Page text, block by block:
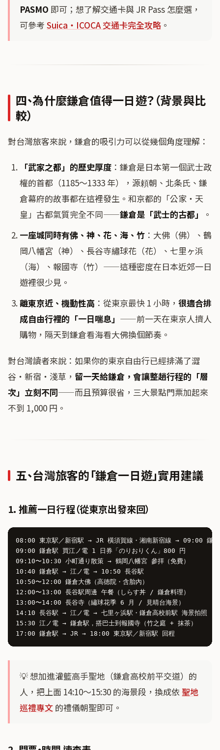
PASMO 即可；想了解交通卡與 JR Pass 怎麼選，
可參考 Suica・ICOCA 交通卡完全攻略 。
四、為什麼鎌倉值得一日遊？（背景與比
較）
對台灣旅客來說，鎌倉的吸引力可以從幾個角度理解：
「武家之都」的歷史厚度 ：鎌倉是日本第一個武士政
權的首都（1185〜1333 年），源頼朝、北条氏、鎌
倉幕府的故事都在這裡發生。和京都的「公家・天
皇」古都氣質完全不同——鎌倉是「武士的古都」
。
一座城同時有佛、神、花、海、竹 ：大佛（佛）、鶴
岡八幡宮（神）、長谷寺繡球花（花）、七里ヶ浜
（海）、報國寺（竹）——這種密度在日本近郊一日
遊裡很少見。
離東京近、機動性高 ：從東京最快 1 小時， 很適合排
成自由行裡的「一日喘息」 ——前一天在東京人擠人
購物，隔天到鎌倉看海看大佛換個節奏。
對台灣讀者來說：如果你的東京自由行已經排滿了澀
谷・新宿・淺草， 留一天給鎌倉，會讓整趟行程的「層
次」立刻不同——而且預算很省，三大景點門票加起來
不到 1,000 円。
五、台灣旅客的「鎌倉一日遊」實用建議
1. 推薦一日行程（從東京出發來回）
08:00 東京駅／新宿駅 → JR 橫須賀線・湘南新宿線 → 09:00 鎌倉
09:00 鎌倉駅 買江ノ電 1 日券「のりおりくん」800 円
09:10〜10:30 小町通り散策 → 鶴岡八幡宮 參拝（免費）
10:40 鎌倉駅 → 江ノ電 → 10:50 長谷駅
10:50〜12:00 鎌倉大佛（高徳院・含胎內）
12:00〜13:00 長谷駅周邊 午餐（しらす丼 / 鎌倉料理）
13:00〜14:00 長谷寺（繡球花季 6 月 / 見晴台海景）
14:10 長谷駅 → 江ノ電 → 七里ヶ浜駅・鎌倉高校前駅 海景拍照
15:30 江ノ電 → 鎌倉駅，搭巴士到報國寺（竹之庭 + 抹茶）
💡 想加進灌籃高手聖地（鎌倉高校前平交道）的
人，把上面 14:10〜15:30 的海景段，換成依聖地
巡禮專文 的禮儀朝聖即可。